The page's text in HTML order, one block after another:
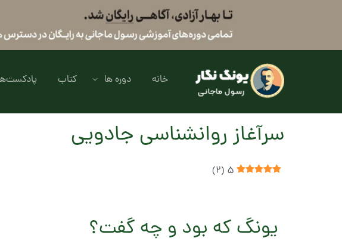
خانه دوره ها کتاب
سرآغاز روانشناسی جادویی
5
(
2
)
یونگ که بود و چه گفت؟